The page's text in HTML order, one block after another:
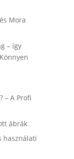
Mora
– így
– A Profi
ábrák
használati